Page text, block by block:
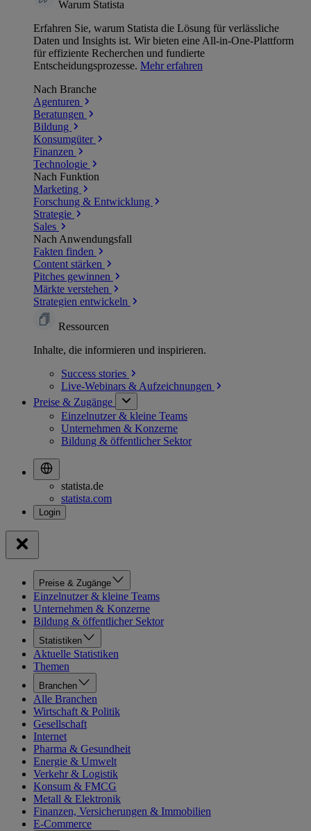
Warum Statista
Erfahren Sie, warum Statista die Lösung für verlässliche
Daten und Insights ist. Wir bieten eine All-in-One-Plattform
für effiziente Recherchen und fundierte
Entscheidungsprozesse. Mehr erfahren
Nach Branche
Agenturen
Beratungen
Bildung
Konsumgüter
Finanzen
Technologie
Nach Funktion
Marketing
Forschung & Entwicklung
Strategie
Sales
Nach Anwendungsfall
Fakten finden
Content stärken
Pitches gewinnen
Märkte verstehen
Strategien entwickeln
Ressourcen
Inhalte, die informieren und inspirieren.
Success stories
Live-Webinars & Aufzeichnungen
Preise & Zugänge
Einzelnutzer & kleine Teams
Unternehmen & Konzerne
Bildung & öffentlicher Sektor
statista.de
statista.com
Preise & Zugänge
Einzelnutzer & kleine Teams
Unternehmen & Konzerne
Bildung & öffentlicher Sektor
Statistiken
Aktuelle Statistiken
Themen
Branchen
Alle Branchen
Wirtschaft & Politik
Gesellschaft
Internet
Pharma & Gesundheit
Energie & Umwelt
Verkehr & Logistik
Konsum & FMCG
Metall & Elektronik
Finanzen, Versicherungen & Immobilien
E-Commerce